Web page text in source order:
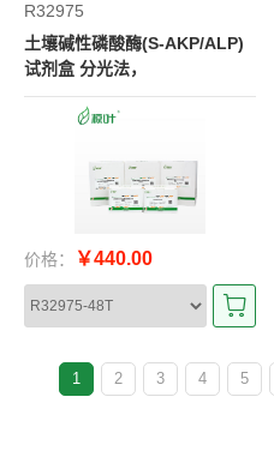
R32975
土壤碱性磷酸酶(S-AKP/ALP)
试剂盒 分光法，
价格： ￥440.00
1 2 3 4 5